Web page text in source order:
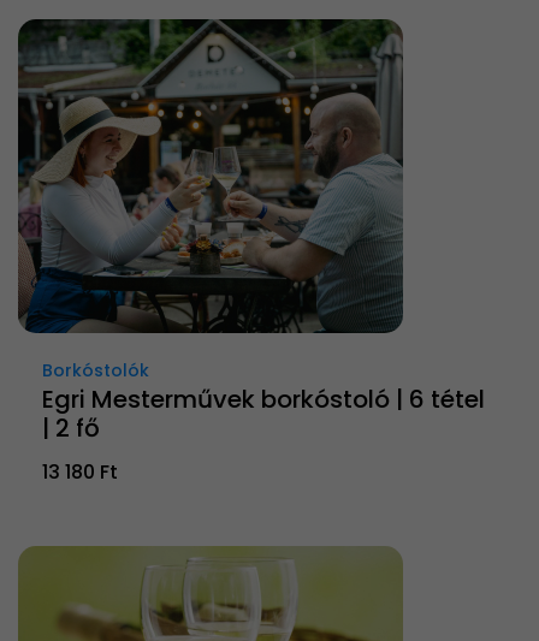
Borkóstolók
Egri Mesterművek borkóstoló | 6 tétel
| 2 fő
13 180 Ft